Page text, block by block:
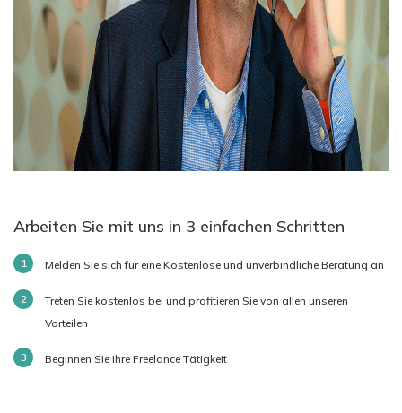
Arbeiten Sie mit uns in 3 einfachen Schritten
Melden Sie sich für eine Kostenlose und unverbindliche Beratung an
Treten Sie kostenlos bei und profitieren Sie von allen unseren
Vorteilen
Beginnen Sie Ihre Freelance Tätigkeit